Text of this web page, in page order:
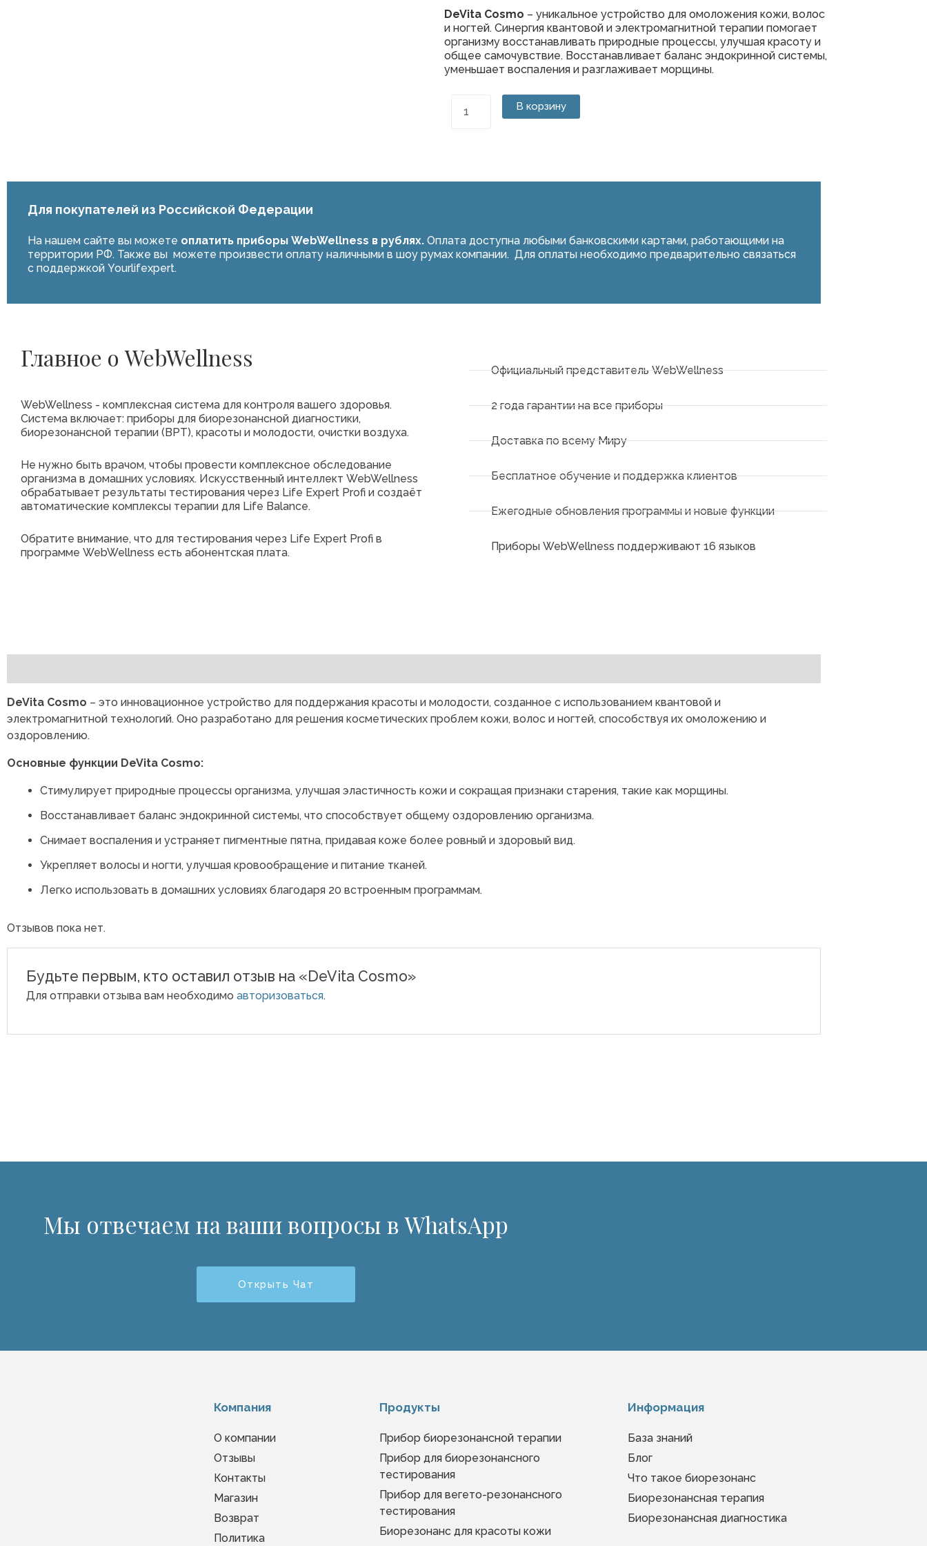
DeVita Cosmo – уникальное устройство для омоложения кожи, волос
и ногтей. Синергия квантовой и электромагнитной терапии помогает
организму восстанавливать природные процессы, улучшая красоту и
общее самочувствие. Восстанавливает баланс эндокринной системы,
уменьшает воспаления и разглаживает морщины.
товара
В корзину
Для покупателей из Российской Федерации
На нашем сайте вы можете оплатить приборы WebWellness в рублях. Оплата доступна любыми банковскими картами, работающими на
территории РФ. Также вы можете произвести оплату наличными в шоу румах компании. Для оплаты необходимо предварительно связаться
с поддержкой Yourlifexpert.
Главное о WebWellness
WebWellness - комплексная система для контроля вашего здоровья.
Система включает: приборы для биорезонансной диагностики,
биорезонансной терапии (ВРТ), красоты и молодости, очистки воздуха.
Не нужно быть врачом, чтобы провести комплексное обследование
организма в домашних условиях. Искусственный интеллект WebWellness
обрабатывает результаты тестирования через Life Expert Profi и создаёт
автоматические комплексы терапии для Life Balance.
Обратите внимание, что для тестирования через Life Expert Profi в
программе WebWellness есть абонентская плата.
Официальный представитель WebWellness
2 года гарантии на все приборы
Доставка по всему Миру
Бесплатное обучение и поддержка клиентов
Ежегодные обновления программы и новые функции
Приборы WebWellness поддерживают 16 языков
DeVita Cosmo – это инновационное устройство для поддержания красоты и молодости, созданное с использованием квантовой и
электромагнитной технологий. Оно разработано для решения косметических проблем кожи, волос и ногтей, способствуя их омоложению и
оздоровлению.
Основные функции DeVita Cosmo:
Стимулирует природные процессы организма, улучшая эластичность кожи и сокращая признаки старения, такие как морщины.
Восстанавливает баланс эндокринной системы, что способствует общему оздоровлению организма.
Снимает воспаления и устраняет пигментные пятна, придавая коже более ровный и здоровый вид.
Укрепляет волосы и ногти, улучшая кровообращение и питание тканей.
Легко использовать в домашних условиях благодаря 20 встроенным программам.
Отзывов пока нет.
Будьте первым, кто оставил отзыв на «DeVita Cosmo»
Для отправки отзыва вам необходимо авторизоваться.
Мы отвечаем на ваши вопросы в WhatsApp
Открыть Чат
Компания
О компании
Отзывы
Контакты
Магазин
Возврат
Политика
Продукты
Прибор биорезонансной терапии
Прибор для биорезонансного
тестирования
Прибор для вегето-резонансного
тестирования
Биорезонанс для красоты кожи
Информация
База знаний
Блог
Что такое биорезонанс
Биорезонансная терапия
Биорезонансная диагностика